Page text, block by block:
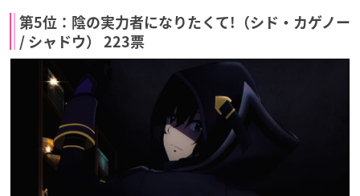
第5位：陰の実力者になりたくて!（シド・カゲノー
/ シャドウ） 223票